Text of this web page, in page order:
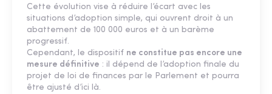
Cette évolution vise à réduire l’écart avec les
situations d’adoption simple, qui ouvrent droit à un
abattement de 100 000 euros et à un barème
progressif.
Cependant, le dispositif ne constitue pas encore une
mesure définitive : il dépend de l’adoption finale du
projet de loi de finances par le Parlement et pourra
être ajusté d’ici là.